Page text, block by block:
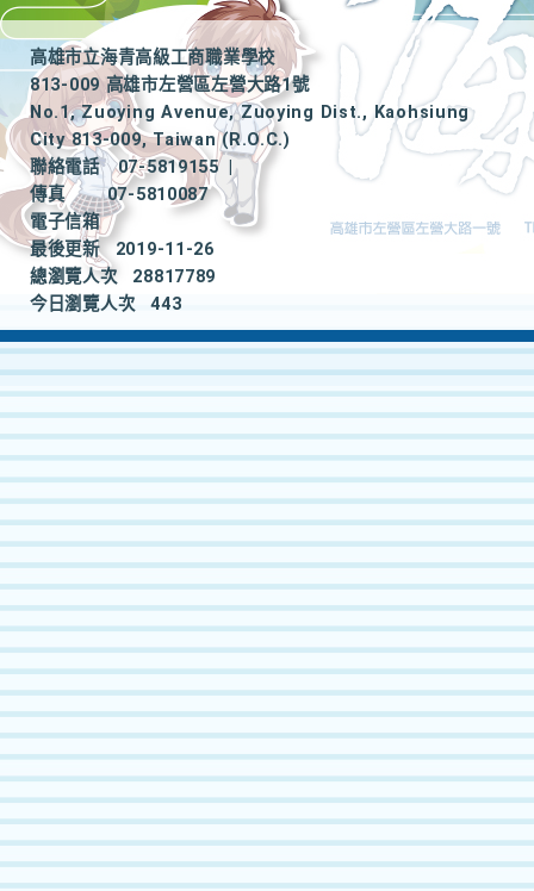
高雄市立海青高級工商職業學校
813-009 高雄市左營區左營大路1號
No.1, Zuoying Avenue, Zuoying Dist., Kaohsiung
City 813-009, Taiwan (R.O.C.)
聯絡電話
07-5819155
|
傳真
07-5810087
電子信箱
最後更新
2019-11-26
總瀏覽人次
28817789
今日瀏覽人次
443